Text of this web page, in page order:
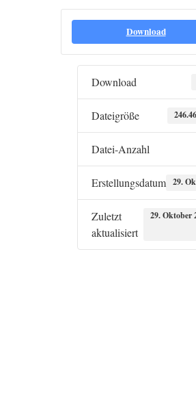
Download
Download
Dateigröße
Datei-Anzahl
Erstellungsdatum 29.
Zuletzt
aktualisiert
29. Oktober